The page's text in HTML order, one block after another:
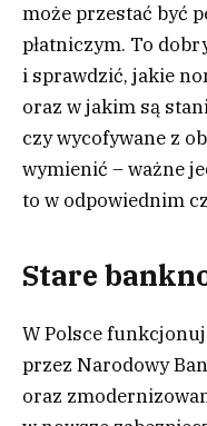
może przestać być
płatniczym. To
i sprawdzić, jakie
oraz w jakim są
czy wycofywane z
wymienić – ważne
to w odpowiednim
Stare
W Polsce
przez Narodowy
oraz